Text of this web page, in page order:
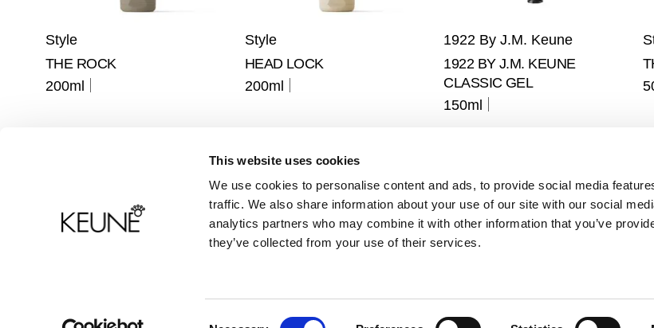
This website uses cookies
We use cookies to personalise content and ads, to provide social media
traffic. We also share information about your use of our site with our social
analytics partners who may combine it with other information that you’ve
they’ve collected from your use of their services.
Style
THE ROCK
200ml
Style
HEAD LOCK
200ml
1922 By J.M. Keune
1922 BY J.M. KEUNE
CLASSIC GEL
150ml
Veelgestelde vragen
Contact